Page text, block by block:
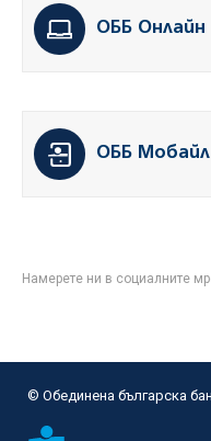
ОББ Онлайн
ОББ Мобайл
Намерете ни в социалните
© Oбединена българска